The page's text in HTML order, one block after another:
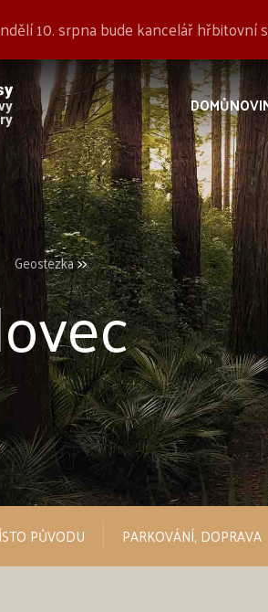
10. srpna bude kancelář
DOMŮ
Geostezka>>
PŮVODU PARKOVÁNÍ, DOPRAVA